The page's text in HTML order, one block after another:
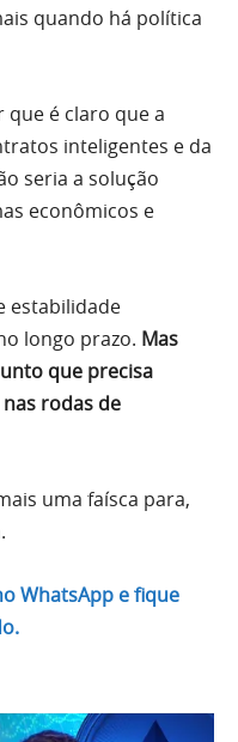
quando há política
é claro que a
inteligentes e da
seria a solução
econômicos e
estabilidade
longo prazo. Mas
que precisa
rodas de
uma faísca para,
WhatsApp e fique